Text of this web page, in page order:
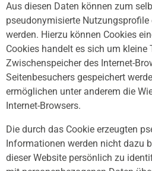
Aus diesen Daten können zum
pseudonymisierte
werden. Hierzu können Cookies
Cookies handelt es sich um kleine
Zwischenspeicher des Internet-
Seitenbesuchers gespeichert
ermöglichen unter anderem die
Internet-Browsers.
Die durch das Cookie erzeugten
Informationen werden nicht dazu
dieser Website persönlich zu